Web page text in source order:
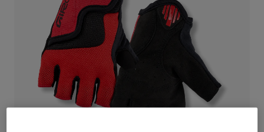
Scarpe da Strada
Scarpe da MTB
Scarpe da Gravel
Vedi tutto
Maschere
Snowboard
Con lenti intercambiabili